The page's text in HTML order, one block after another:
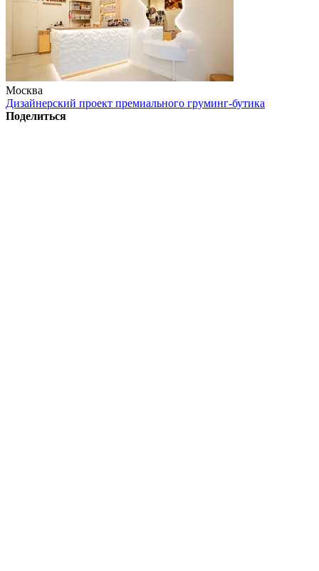
Москва
Дизайнерский проект премиального груминг-бутика
Поделиться